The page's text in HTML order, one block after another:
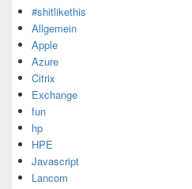
#shitlikethis
Allgemein
Apple
Azure
Citrix
Exchange
fun
hp
HPE
Javascript
Lancom